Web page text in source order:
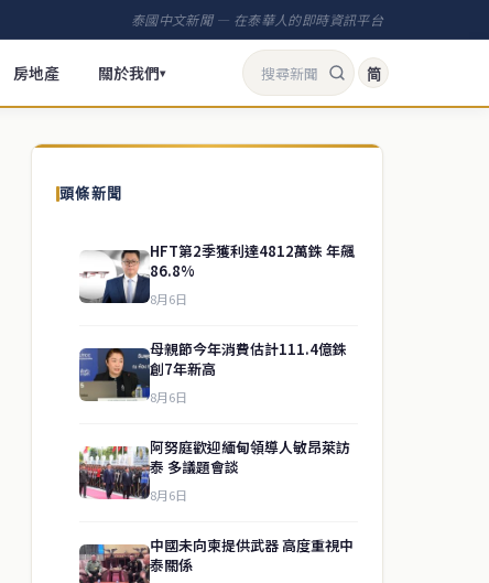
泰國中文新聞 — 在泰華人的即時資訊平台
房地產 關於我們▾ 简
頭條新聞
HFT第2季獲利達4812萬銖 年飆
86.8%
8月6日
母親節今年消費估計111.4億銖
創7年新高
8月6日
阿努庭歡迎緬甸領導人敏昂萊訪
泰 多議題會談
8月6日
中國未向柬提供武器 高度重視中
泰關係